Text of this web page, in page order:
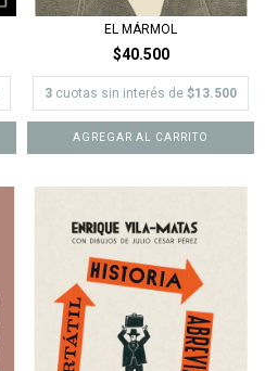
EL MÁRMOL
$40.500
3 cuotas sin interés de $13.500